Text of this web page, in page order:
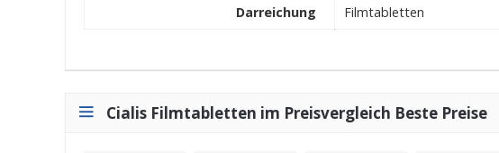
Darreichung
Filmtabletten
Cialis Filmtabletten im Preisvergleich Beste Preise